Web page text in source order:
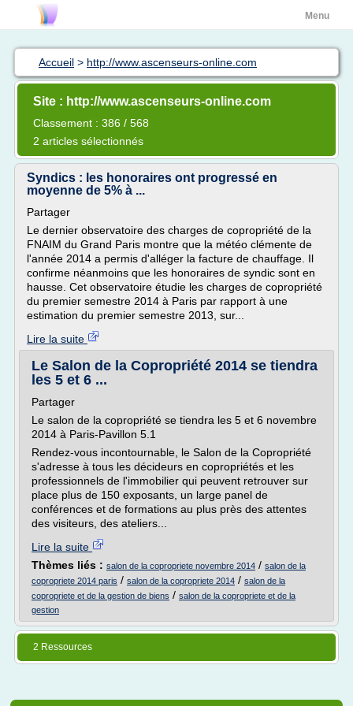
Menu
Accueil > http://www.ascenseurs-online.com
Site : http://www.ascenseurs-online.com
Classement : 386 / 568
2 articles sélectionnés
Syndics : les honoraires ont progressé en
moyenne de 5% à ...
Partager
Le dernier observatoire des charges de copropriété de la
FNAIM du Grand Paris montre que la météo clémente de
l'année 2014 a permis d'alléger la facture de chauffage. Il
confirme néanmoins que les honoraires de syndic sont en
hausse. Cet observatoire étudie les charges de copropriété
du premier semestre 2014 à Paris par rapport à une
estimation du premier semestre 2013, sur...
Lire la suite
Le Salon de la Copropriété 2014 se tiendra
les 5 et 6 ...
Partager
Le salon de la copropriété se tiendra les 5 et 6 novembre
2014 à Paris-Pavillon 5.1
Rendez-vous incontournable, le Salon de la Copropriété
s'adresse à tous les décideurs en copropriétés et les
professionnels de l'immobilier qui peuvent retrouver sur
place plus de 150 exposants, un large panel de
conférences et de formations au plus près des attentes
des visiteurs, des ateliers...
Lire la suite
Thèmes liés : salon de la copropriete novembre 2014 / salon de la
copropriete 2014 paris / salon de la copropriete 2014 / salon de la
copropriete et de la gestion de biens / salon de la copropriete et de la
gestion
2 Ressources